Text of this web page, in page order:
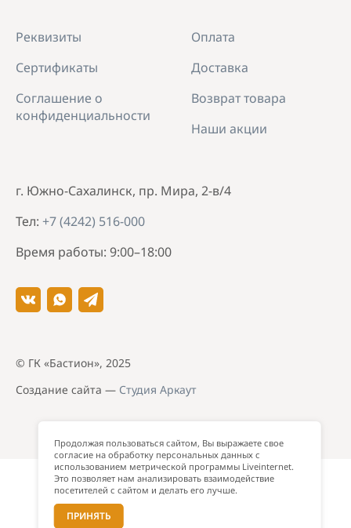
г. Южно-Сахалинск, пр. Мира, 2-в/4
Тел: +7 (4242) 516-000
Время работы: 9:00–18:00
Реквизиты
Сертификаты
Соглашение о
конфиденциальности
Оплата
Доставка
Возврат товара
Наши акции
© ГК «Бастион», 2025
Создание сайта — Студия Аркаут
Продолжая пользоваться сайтом, Вы выражаете свое
согласие на обработку персональных данных с
использованием метрической программы Liveinternet.
Это позволяет нам анализировать взаимодействие
посетителей с сайтом и делать его лучше.
ПРИНЯТЬ